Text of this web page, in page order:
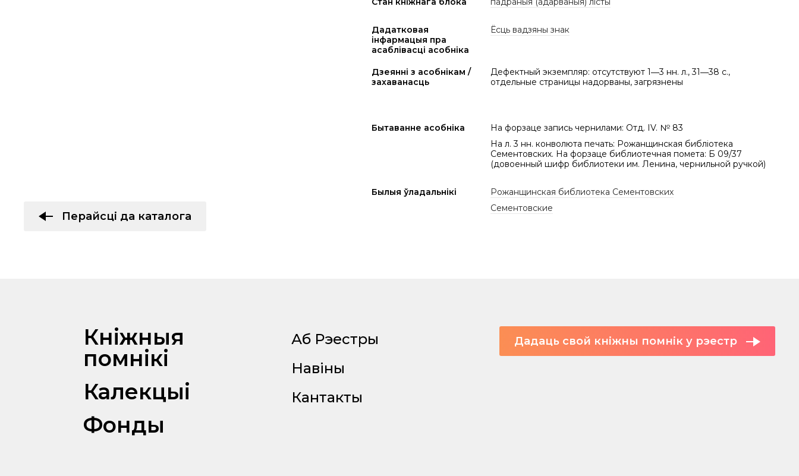
Перайсці да каталога
Дадатковая
інфармацыя пра
асаблівасці асобніка
Ёсць вадзяны знак
Дзеянні з асобнікам /
захаванасць
Дефектный экземпляр: отсутствуют 1―3 нн. л., 31―38 с.,
отдельные страницы надорваны, загрязнены
Бытаванне асобніка
На форзаце запись чернилами: Отд. IV. № 83
На л. 3 нн. конволюта печать: Рожанщинская библіотека
Сементовских. На форзаце библиотечная помета: Б 09/37
(довоенный шифр библиотеки им. Ленина, чернильной ручкой)
Былыя ўладальнікі
Рожанщинская библиотека Сементовских
Сементовские
Кніжныя
помнікі
Калекцыі
Фонды
Аб Рэестры
Навіны
Кантакты
Дадаць свой кніжны помнік у рэестр